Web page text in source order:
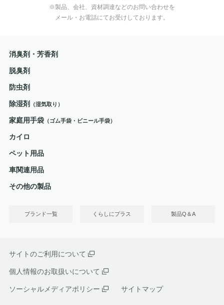
※製品、会社、資材調達などのお問い合わせを
メール・お電話にてお受けしております。
消臭剤・芳香剤
脱臭剤
防虫剤
除湿剤 （湿気取り）
家庭用手袋（ゴム手袋・ビニール手袋）
カイロ
ペット用品
車関連用品
その他の製品
ブランド一覧 くらしにプラス 製品Q＆A
サイトのご利用について
個人情報のお取扱いについて
ソーシャルメディアポリシー サイトマップ